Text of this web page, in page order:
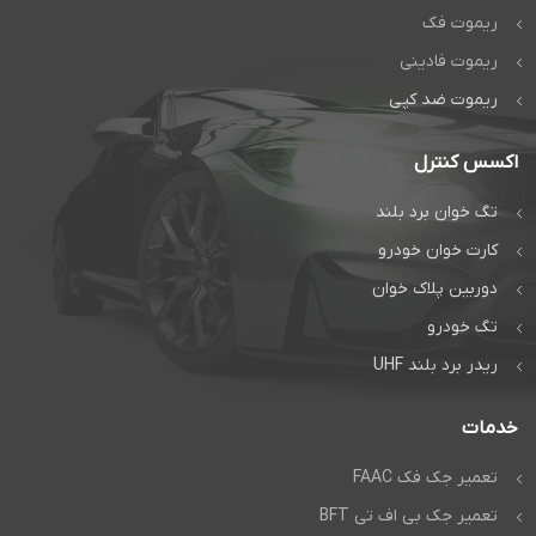
مستقیم در واتس اپ
ریموت فک
ریموت فادینی
ریموت ضد کپی
اکسس کنترل
تگ خوان برد بلند
کارت خوان خودرو
دوربین پلاک خوان
تگ خودرو
ریدر برد بلند UHF
خدمات
تعمیر جک فک FAAC
تعمیر جک بی اف تی BFT